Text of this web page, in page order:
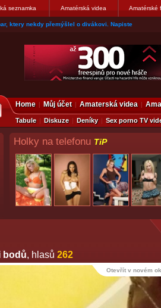
seznamka Amatérská videa Amatérské
ktery nekdy přemýšlel o divákovi. Napiste
Home Můj účet Amaterská videa
Tabule Diskuze Deníky Sex porno TV
Holky na telefonu TiP
bodů, hlasů 262
Otevřít v novém